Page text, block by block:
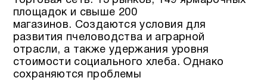
площадок и свыше 200
магазинов. Создаются условия для
развития пчеловодства и аграрной
отрасли, а также удержания уровня
стоимости социального хлеба. Однако
сохраняются проблемы